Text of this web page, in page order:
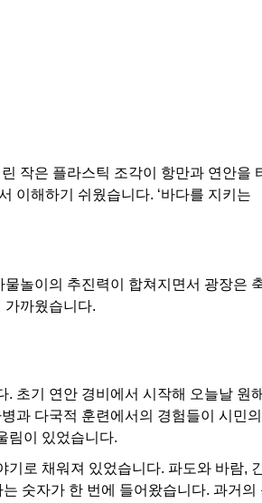
작은 플라스틱 조각이 항만과 연안을
이해하기 쉬웠습니다. ‘바다를 지키는
놀이의 추진력이 합쳐지면서 광장은
가까웠습니다.
. 초기 연안 경비에서 시작해 오늘날 원
과 다국적 훈련에서의 경험들이 시민
림이 있었습니다.
기로 채워져 있었습니다. 파도와 바람,
숫자가 한 번에 들어왔습니다. 과거의